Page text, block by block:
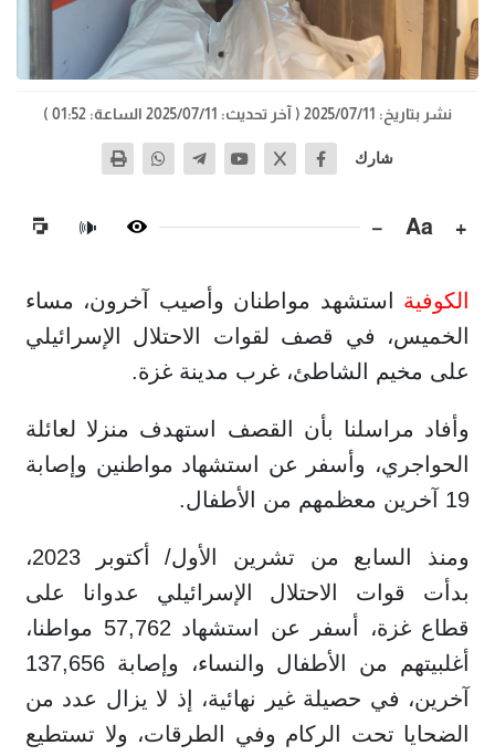
نشر بتاريخ: 2025/07/11 ( آخر تحديث: 2025/07/11 الساعة: 01:52 )
شارك
+
Aa
−
🔊
الكوفية استشهد مواطنان وأصيب آخرون، مساء
الخميس، في قصف لقوات الاحتلال الإسرائيلي
على مخيم الشاطئ، غرب مدينة غزة.
وأفاد مراسلنا بأن القصف استهدف منزلا لعائلة
الحواجري، وأسفر عن استشهاد مواطنين وإصابة
19 آخرين معظمهم من الأطفال.
ومنذ السابع من تشرين الأول/ أكتوبر 2023،
بدأت قوات الاحتلال الإسرائيلي عدوانا على
قطاع غزة، أسفر عن استشهاد 57,762 مواطنا،
أغلبيتهم من الأطفال والنساء، وإصابة 137,656
آخرين، في حصيلة غير نهائية، إذ لا يزال عدد من
الضحايا تحت الركام وفي الطرقات، ولا تستطيع